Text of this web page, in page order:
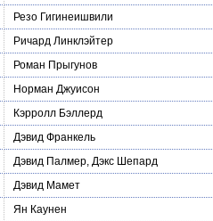
Резо Гигинеишвили
Ричард Линклэйтер
Роман Прыгунов
Норман Джуисон
Кэрролл Бэллерд
Дэвид Франкель
Дэвид Палмер, Дэкс Шепард
Дэвид Мамет
Ян Каунен